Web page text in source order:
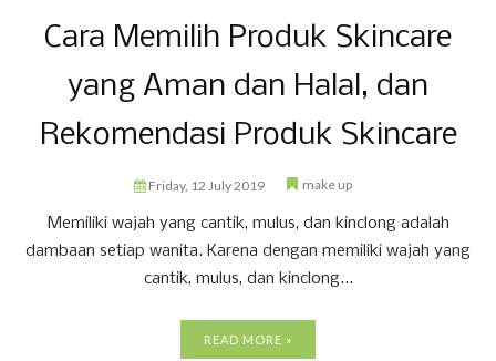
Cara Memilih Produk Skincare
yang Aman dan Halal, dan
Rekomendasi Produk Skincare
Friday, 12 July 2019 make up
Memiliki wajah yang cantik, mulus, dan kinclong adalah
dambaan setiap wanita. Karena dengan memiliki wajah yang
cantik, mulus, dan kinclong...
READ MORE »